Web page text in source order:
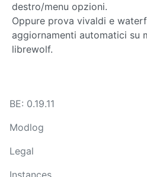
destro/menu opzioni.
Oppure prova vivaldi e
aggiornamenti automatici su
librewolf.
BE: 0.19.11
Modlog
Legal